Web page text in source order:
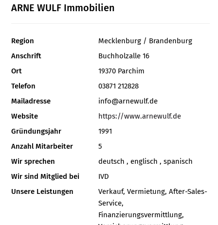
ARNE WULF Immobilien
Region
Mecklenburg / Brandenburg
Anschrift
Buchholzalle 16
Ort
19370 Parchim
Telefon
03871 212828
Mailadresse
info@arnewulf.de
Website
https://www.arnewulf.de
Gründungsjahr
1991
Anzahl Mitarbeiter
5
Wir sprechen
deutsch , englisch , spanisch
Wir sind Mitglied bei
IVD
Unsere Leistungen
Verkauf, Vermietung, After-Sales-
Service,
Finanzierungsvermittlung,